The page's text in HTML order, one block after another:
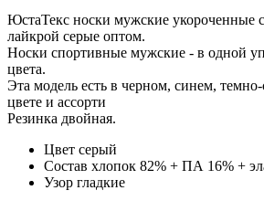
ЮстаТекс носки мужские укороченные
лайкрой серые оптом.
Носки спортивные мужские - в одной
цвета.
Эта модель есть в черном, синем,
цвете и ассорти
Резинка двойная.
Цвет серый
Состав хлопок 82% + ПА 16% +
Узор гладкие